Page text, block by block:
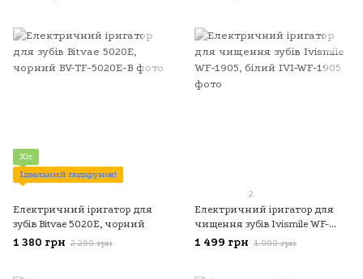
Хіт
Ідеальний подарунок!
Електричний іригатор для
зубів Bitvae 5020E, чорний
1 380 грн 2 299 грн
2
Електричний іригатор для
чищення зубів Ivismile WF-
1905, білий
1 499 грн 1 999 грн